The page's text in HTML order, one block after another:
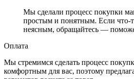
Мы сделали процесс покупки
простым и понятным. Если что-
неясным, обращайтесь —
Оплата
Мы стремимся сделать процесс
комфортным для вас, поэтому